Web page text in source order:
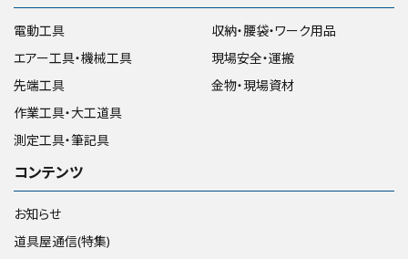
ガイドライン
価格から探す
電動工具
エアー工具・機械工具
先端工具
作業工具・大工道具
測定工具・筆記具
収納・腰袋・ワーク用品
現場安全・運搬
金物・現場資材
コンテンツ
お知らせ
道具屋通信(特集)